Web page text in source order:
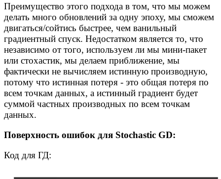
Преимущество этого подхода в том, что мы можем
делать много обновлений за одну эпоху, мы сможем
двигаться/сойтись быстрее, чем ванильный
градиентный спуск. Недостатком является то, что
независимо от того, используем ли мы мини-пакет
или стохастик, мы делаем приближение, мы
фактически не вычисляем истинную производную,
потому что истинная потеря - это общая потеря по
всем точкам данных, а истинный градиент будет
суммой частных производных по всем точкам
данных.
Поверхность ошибок для Stochastic GD:
Код для ГД: